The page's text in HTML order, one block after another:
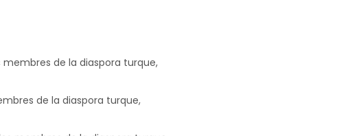
membres de la diaspora turque,
de la diaspora turque,